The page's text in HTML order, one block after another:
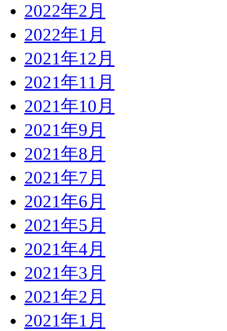
2022年2月
2022年1月
2021年12月
2021年11月
2021年10月
2021年9月
2021年8月
2021年7月
2021年6月
2021年5月
2021年4月
2021年3月
2021年2月
2021年1月